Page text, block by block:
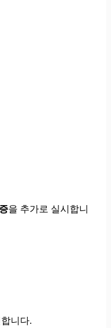
을 추가로 실시 합니
합니다.